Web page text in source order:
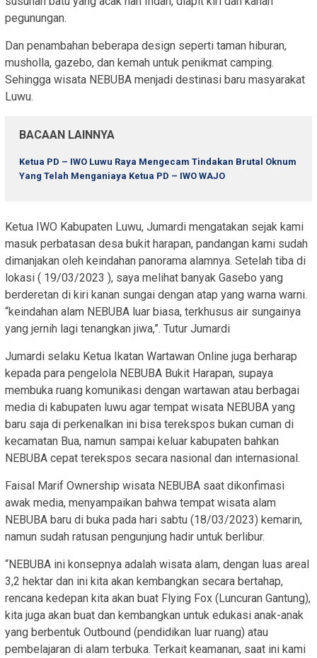
pegunungan.
Dan penambahan beberapa design seperti taman hiburan,
musholla, gazebo, dan kemah untuk penikmat camping.
Sehingga wisata NEBUBA menjadi destinasi baru masyarakat
Luwu.
BACAAN LAINNYA
Ketua PD – IWO Luwu Raya Mengecam Tindakan Brutal Oknum
Yang Telah Menganiaya Ketua PD – IWO WAJO
Ketua IWO Kabupaten Luwu, Jumardi mengatakan sejak kami
masuk perbatasan desa bukit harapan, pandangan kami sudah
dimanjakan oleh keindahan panorama alamnya. Setelah tiba di
lokasi ( 19/03/2023 ), saya melihat banyak Gasebo yang
berderetan di kiri kanan sungai dengan atap yang warna warni.
“keindahan alam NEBUBA luar biasa, terkhusus air sungainya
yang jernih lagi tenangkan jiwa,”. Tutur Jumardi
Jumardi selaku Ketua Ikatan Wartawan Online juga berharap
kepada para pengelola NEBUBA Bukit Harapan, supaya
membuka ruang komunikasi dengan wartawan atau berbagai
media di kabupaten luwu agar tempat wisata NEBUBA yang
baru saja di perkenalkan ini bisa terekspos bukan cuman di
kecamatan Bua, namun sampai keluar kabupaten bahkan
NEBUBA cepat terekspos secara nasional dan internasional.
Faisal Marif Ownership wisata NEBUBA saat dikonfimasi
awak media, menyampaikan bahwa tempat wisata alam
NEBUBA baru di buka pada hari sabtu (18/03/2023) kemarin,
namun sudah ratusan pengunjung hadir untuk berlibur.
“NEBUBA ini konsepnya adalah wisata alam, dengan luas areal
3,2 hektar dan ini kita akan kembangkan secara bertahap,
rencana kedepan kita akan buat Flying Fox (Luncuran Gantung),
kita juga akan buat dan kembangkan untuk edukasi anak-anak
yang berbentuk Outbound (pendidikan luar ruang) atau
pembelajaran di alam terbuka. Terkait keamanan, saat ini kami